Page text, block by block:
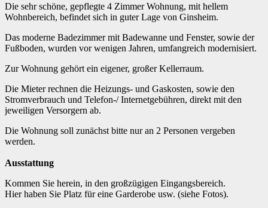
Die sehr schöne, gepflegte 4 Zimmer Wohnung, mit hellem
Wohnbereich, befindet sich in guter Lage von Ginsheim.
Das moderne Badezimmer mit Badewanne und Fenster, sowie der
Fußboden, wurden vor wenigen Jahren, umfangreich modernisiert.
Zur Wohnung gehört ein eigener, großer Kellerraum.
Die Mieter rechnen die Heizungs- und Gaskosten, sowie den
Stromverbrauch und Telefon-/ Internetgebühren, direkt mit den
jeweiligen Versorgern ab.
Die Wohnung soll zunächst bitte nur an 2 Personen vergeben
werden.
Ausstattung
Kommen Sie herein, in den großzügigen Eingangsbereich.
Hier haben Sie Platz für eine Garderobe usw. (siehe Fotos).